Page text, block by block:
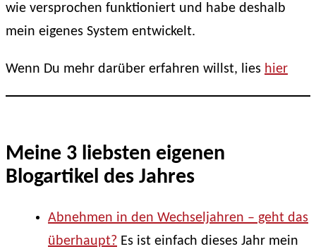
wie versprochen funktioniert und habe deshalb
mein eigenes System entwickelt.
Wenn Du mehr darüber erfahren willst, lies hier
Meine 3 liebsten eigenen
Blogartikel des Jahres
Abnehmen in den Wechseljahren – geht das
überhaupt? Es ist einfach dieses Jahr mein